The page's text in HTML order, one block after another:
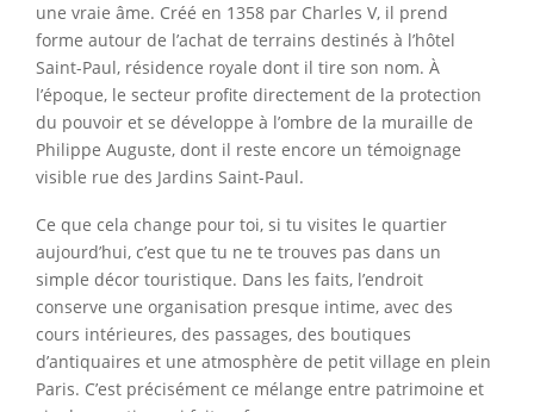
une vraie âme. Créé en 1358 par Charles V, il prend
forme autour de l’achat de terrains destinés à l’hôtel
Saint-Paul, résidence royale dont il tire son nom. À
l’époque, le secteur profite directement de la protection
du pouvoir et se développe à l’ombre de la muraille de
Philippe Auguste, dont il reste encore un témoignage
visible rue des Jardins Saint-Paul.
Ce que cela change pour toi, si tu visites le quartier
aujourd’hui, c’est que tu ne te trouves pas dans un
simple décor touristique. Dans les faits, l’endroit
conserve une organisation presque intime, avec des
cours intérieures, des passages, des boutiques
d’antiquaires et une atmosphère de petit village en plein
Paris. C’est précisément ce mélange entre patrimoine et